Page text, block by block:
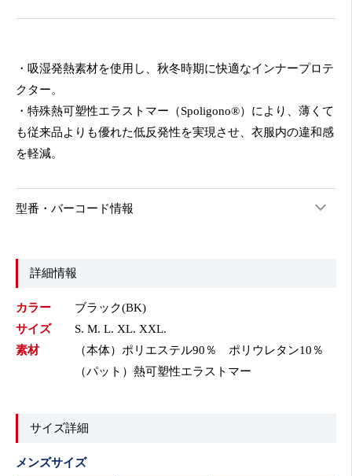
・吸湿発熱素材を使用し、秋冬時期に快適なインナープロテ
クター。
・特殊熱可塑性エラストマー（Spoligono®）により、薄くて
も従来品よりも優れた低反発性を実現させ、衣服内の違和感
を軽減。
型番・バーコード情報
詳細情報
カラー
ブラック(BK)
サイズ
S. M. L. XL. XXL.
素材
（本体）ポリエステル90％ ポリウレタン10％
（パット）熱可塑性エラストマー
サイズ詳細
メンズサイズ